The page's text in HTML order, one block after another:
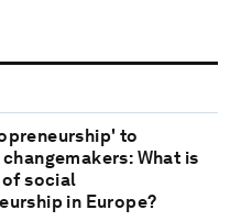
to
What is
social
in Europe?